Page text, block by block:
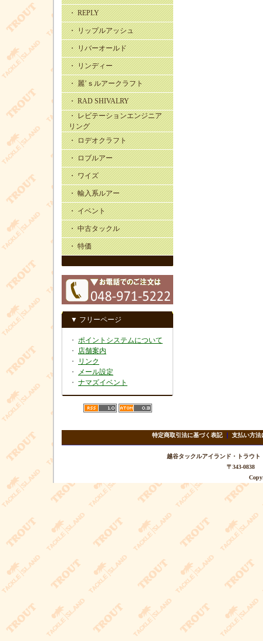
・ REPLY
・ リップルアッシュ
・ リバーオールド
・ リンディー
・ 麗’ｓルアークラフト
・ RAD SHIVALRY
・ レビテーションエンジニア
リング
・ ロデオクラフト
・ ロブルアー
・ ワイズ
・ 輸入系ルアー
・ イベント
・ 中古タックル
・ 特価
▼ フリーページ
・ ポイントシステムについて
・ 店舗案内
・
リンク
・
メール設定
・ ナマズイベント
特定商取引法に基づく表記｜ 支払い方法
越谷タックルアイランド・トラ
〒343-0838